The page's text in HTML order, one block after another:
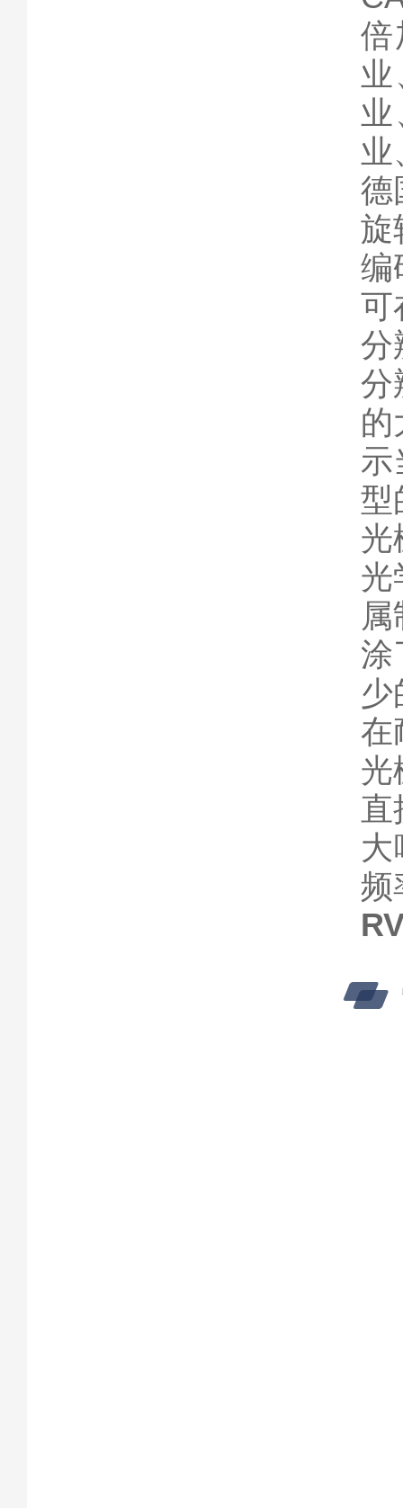
倍
业
德
旋
编
可
分
分
的
示
型
光
光
涂
少
在
光
直
大
频